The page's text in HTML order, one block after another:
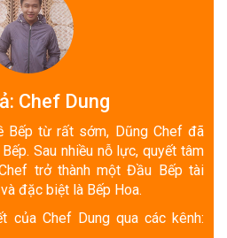
Chef Dung
Bếp từ rất sớm, Dũng Chef đã
Sau nhiều nỗ lực, quyết tâm
trở thành một Đầu Bếp tài
đặc biệt là Bếp Hoa.
của Chef Dung qua các kênh: